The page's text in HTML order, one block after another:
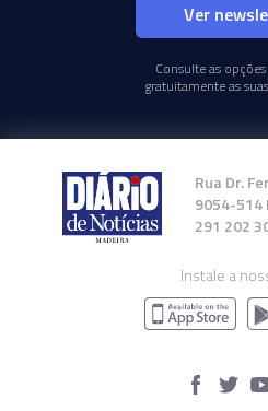
Ver
Consulte as
gratuitamente as
Rua Dr.
9054-514
291 202
Instale a